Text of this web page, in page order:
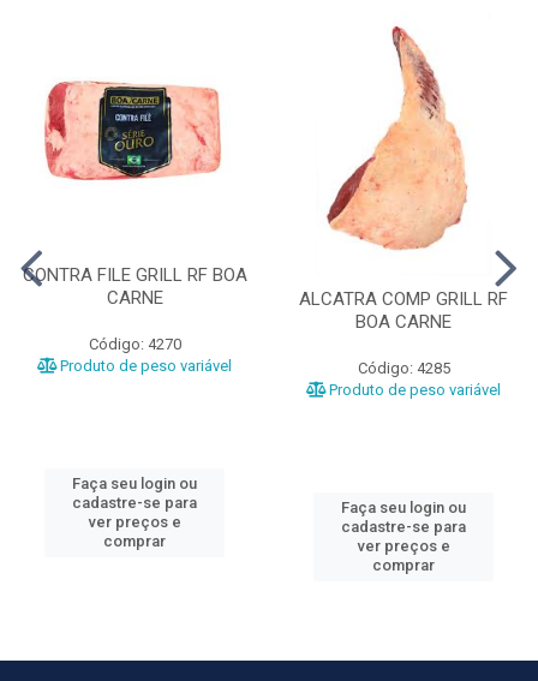
CONTRA FILE GRILL RF BOA
CARNE
Código: 4270
Produto de peso variável
Faça seu login ou
cadastre-se para
ver preços e
comprar
ALCATRA COMP GRILL RF
BOA CARNE
Código: 4285
Produto de peso variável
Faça seu login ou
cadastre-se para
ver preços e
comprar